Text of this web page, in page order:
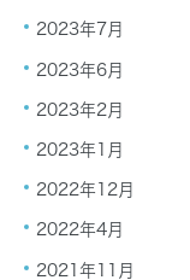
2023年7月
2023年6月
2023年2月
2023年1月
2022年12月
2022年4月
2021年11月